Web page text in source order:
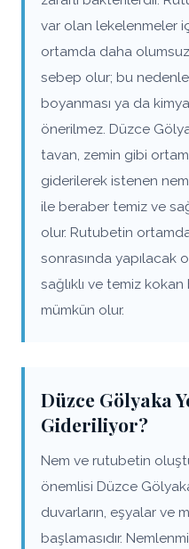
var olan lekelenmeler
ortamda daha olumsuz
sebep olur; bu
boyanması ya da
önerilmez. Düzce
tavan, zemin gibi
giderilerek istenen
ile beraber temiz ve
olur. Rutubetin
sonrasında yapılacak
sağlıklı ve temiz
mümkün olur.
Düzce Gölyaka
Gideriliyor?
Nem ve rutubetin
önemlisi Düzce
duvarların, eşyalar ve
başlamasıdır.